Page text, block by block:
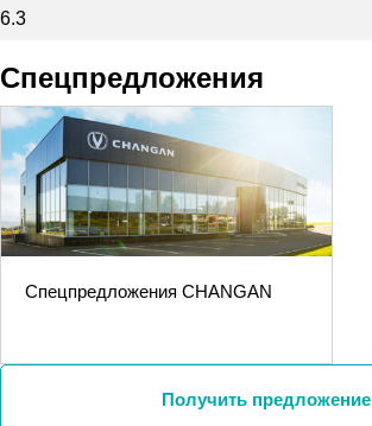
6.3
Спецпредложения
Спецпредложения CHANGAN
Получить предложение